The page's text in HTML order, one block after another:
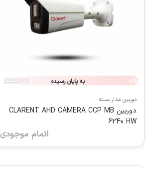
به پایان رسیده
دوربین مدار بسته
دوربین CLARENT AHD CAMERA CCP MB
6240 HW
اتمام موجودی